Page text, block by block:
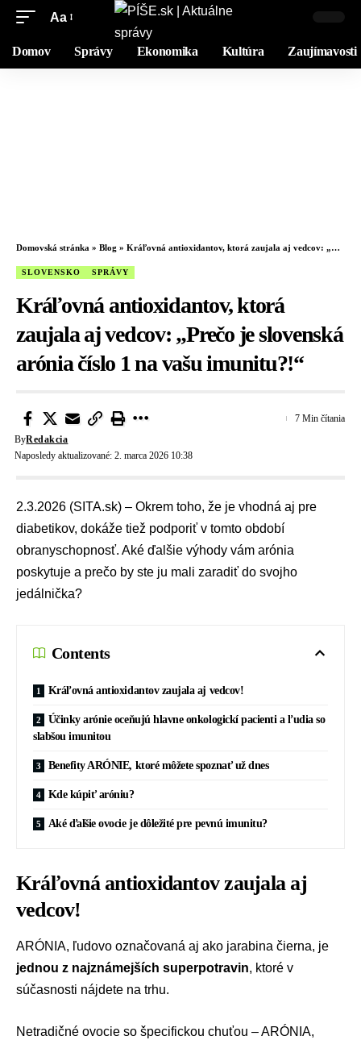
Aa
Domov Správy Ekonomika Kultúra Zaujímavosti
Domovská stránka » Blog » Kráľovná antioxidantov, ktorá zaujala aj vedcov: „Prečo je slovenská arónia číslo 1 na vašu imunitu?!“
SLOVENSKO SPRÁVY
Kráľovná antioxidantov, ktorá
zaujala aj vedcov: „Prečo je slovenská
arónia číslo 1 na vašu imunitu?!“
Naposledy aktualizované: 2. marca 2026 10:38
ByRedakcia
7 Min čítania
2.3.2026 (SITA.sk) – Okrem toho, že je vhodná aj pre
diabetikov, dokáže tiež podporiť v tomto období
obranyschopnosť. Aké ďalšie výhody vám arónia
poskytuje a prečo by ste ju mali zaradiť do svojho
jedálnička?
Contents
Kráľovná antioxidantov zaujala aj vedcov!
Účinky arónie oceňujú hlavne onkologickí pacienti a ľudia so
slabšou imunitou
Benefity ARÓNIE, ktoré môžete spoznať už dnes
Kde kúpiť aróniu?
Aké ďalšie ovocie je dôležité pre pevnú imunitu?
Kráľovná antioxidantov zaujala aj
vedcov!
ARÓNIA, ľudovo označovaná aj ako jarabina čierna, je
jednou z najznámejších superpotravin, ktoré v
súčasnosti nájdete na trhu.
Netradičné ovocie so špecifickou chuťou –ARÓNIA,